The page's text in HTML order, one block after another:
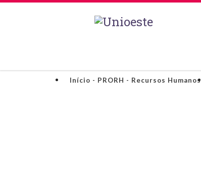
Início - PRORH - Recursos Humanos